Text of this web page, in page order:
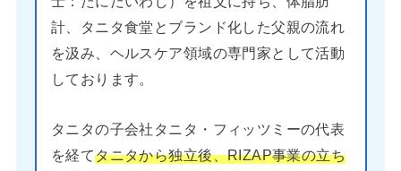
計、タニタ食堂とブランド化した父親の流れ
を汲み、ヘルスケア領域の専門家として活動
しております。
タニタの子会社タニタ・フィッツミーの代表
を経てタニタから独立後、RIZAP事業の立ち